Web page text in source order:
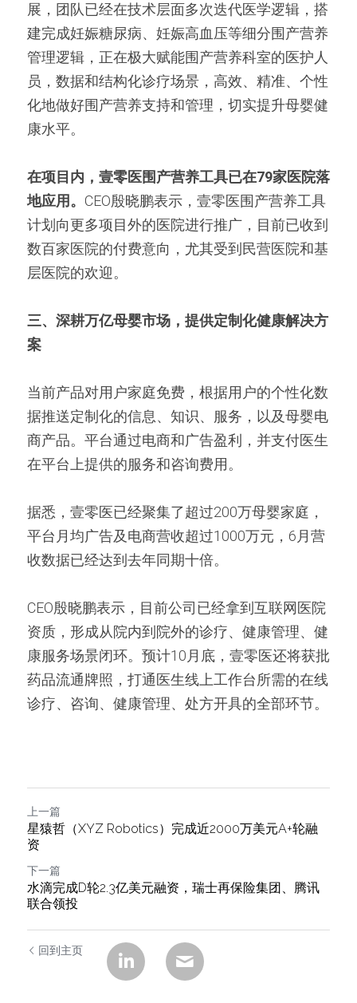
展，团队已经在技术层面多次迭代医学逻辑，搭
建完成妊娠糖尿病、妊娠高血压等细分围产营养
管理逻辑，正在极大赋能围产营养科室的医护人
员，数据和结构化诊疗场景，高效、精准、个性
化地做好围产营养支持和管理，切实提升母婴健
康水平。
在项目内，壹零医围产营养工具已在79家医院落
地应用。 CEO殷晓鹏表示，壹零医围产营养工具
计划向更多项目外的医院进行推广，目前已收到
数百家医院的付费意向，尤其受到民营医院和基
层医院的欢迎。
三、深耕万亿母婴市场，提供定制化健康解决方
案
当前产品对用户家庭免费，根据用户的个性化数
据推送定制化的信息、知识、服务，以及母婴电
商产品。平台通过电商和广告盈利，并支付医生
在平台上提供的服务和咨询费用。
据悉，壹零医已经聚集了超过200万母婴家庭，
平台月均广告及电商营收超过1000万元，6月营
收数据已经达到去年同期十倍。
CEO殷晓鹏表示，目前公司已经拿到互联网医院
资质，形成从院内到院外的诊疗、健康管理、健
康服务场景闭环。预计10月底，壹零医还将获批
药品流通牌照，打通医生线上工作台所需的在线
诊疗、咨询、健康管理、处方开具的全部环节。
上一篇
星猿哲（XYZ Robotics）完成近2000万美元A+轮融
资
下一篇
水滴完成D轮2.3亿美元融资，瑞士再保险集团、腾讯
联合领投
回到主页